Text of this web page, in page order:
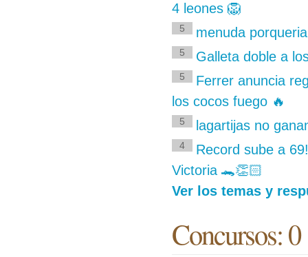
4 leones 🦁
5 menuda
5 Galleta doble a
5
Ferrer anuncia
los cocos fuego 🔥
5 lagartijas no
4
Record sube a
Victoria 🐊👏🏻
Ver los temas y
Concursos: 0